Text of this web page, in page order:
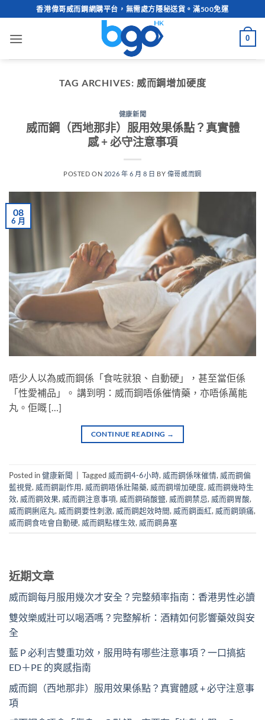
to
content
香港偉哥威而鋼網購平台，無需處方隱秘送貨。滿500免運
0
TAG ARCHIVES: 威而鋼增加硬度
健康新聞
威而鋼（西地那非）服用效果係點？真實體
感 + 必守注意事項
POSTED ON 2026 年 6 月 8 日 BY 偉哥威而鋼
08
6 月
唔少人以為威而鋼係「食咗就狼、自動硬」，甚至當佢係
「性愛補品」。 講到明：威而鋼唔係催情藥，亦唔係萬能
丸。佢嘅 […]
CONTINUE READING →
Posted in健康新聞 Tagged 威而鋼4-6小時, 威而鋼係咪催情, 威而鋼偏
藍視覺, 威而鋼副作用, 威而鋼唔係壯陽藥, 威而鋼增加硬度, 威而鋼幾時生
效, 威而鋼效果, 威而鋼注意事項, 威而鋼硝酸鹽, 威而鋼禁忌, 威而鋼胃酸,
威而鋼脷底丸, 威而鋼要性刺激, 威而鋼起效時間, 威而鋼面紅, 威而鋼頭痛,
威而鋼食咗會自動硬, 威而鋼點樣生效, 威而鋼鼻塞
近期文章
威而鋼每月服用幾次才安全？完整頻率指南：香港男性必讀
雙效樂威壯可以喝酒嗎？完整解析：酒精如何影響藥效與安
全
藍 P 必利吉雙重功效，服用時有哪些注意事項？一口搞掂
ED＋PE 的爽感指南
威而鋼（西地那非）服用效果係點？真實體感 + 必守注意事
項